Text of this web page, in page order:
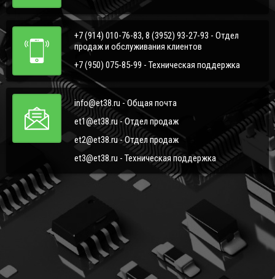
+7 (914) 010-76-83, 8 (3952) 93-27-93 - Отдел
продаж и обслуживания клиентов
+7 (950) 075-85-99 - Техническая поддержка
info@et38.ru - Общая почта
et1@et38.ru - Отдел продаж
et2@et38.ru - Отдел продаж
et3@et38.ru - Техническая поддержка